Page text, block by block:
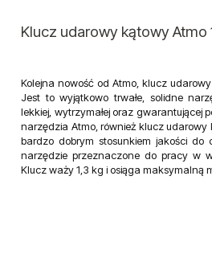
Klucz udarowy kątowy Atmo
Kolejna nowość od Atmo, klucz
Jest to wyjątkowo trwałe, solidne
lekkiej, wytrzymałej oraz gwarantującej
narzędzia Atmo, również klucz udarowy
bardzo dobrym stosunkiem jakości do
narzędzie przeznaczone do pracy w
Klucz waży 1,3 kg i osiąga maksymalną